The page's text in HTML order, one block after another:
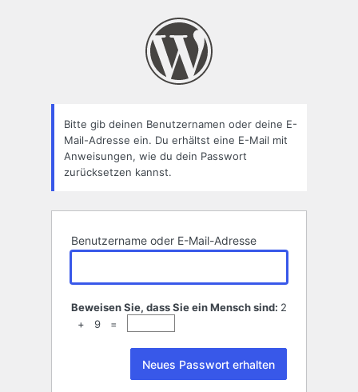
Bitte gib deinen Benutzernamen oder deine E-
Mail-Adresse ein. Du erhältst eine E-Mail mit
Anweisungen, wie du dein Passwort
zurücksetzen kannst.
Benutzername oder E-Mail-Adresse
Beweisen Sie, dass Sie ein Mensch sind: 2
+ 9 =